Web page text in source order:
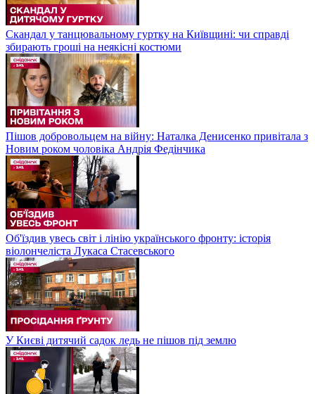
Скандал у танцювальному гуртку на Київщині: чи справді
збирають гроші на неякісні костюми
Пішов добровольцем на війну: Наталка Денисенко привітала з
Новим роком чоловіка Андрія Федінчика
Об'їздив увесь світ і лінію українського фронту: історія
віолончеліста Лукаса Стасевського
У Києві дитячий садок ледь не пішов під землю